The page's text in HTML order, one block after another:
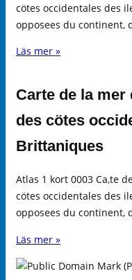
cötes occidentales des
opposees du continent,
Läs mer »
Carte de la
des cötes
Brittaniques
Atlas 1 kort 0003 Ca,te
cötes occidentales des
opposees du continent,
Läs mer »